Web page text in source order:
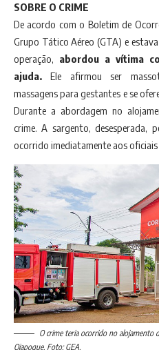
SOBRE O CRIME
De acordo com o Boletim de
Grupo Tático Aéreo (GTA) e
operação, abordou a vítima
ajuda. Ele afirmou ser
massagens para gestantes e se
Durante a abordagem no
crime. A sargento, desesperada,
ocorrido imediatamente aos oficiais
O crime teria ocorrido no
Oiapoque. Foto: GEA.